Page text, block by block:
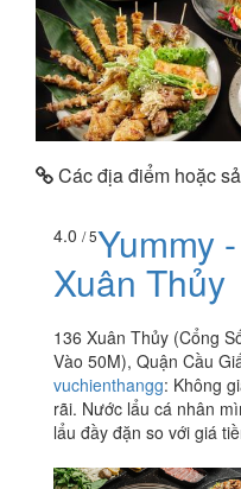
Các địa điểm hoặc
4.0 / 5Yummy
Xuân Thủy
136 Xuân Thủy (Cổng
Vào 50M), Quận Cầu
vuchienthangg: Không
rãi. Nước lẩu cá nhân
lẩu đầy đặn so với giá